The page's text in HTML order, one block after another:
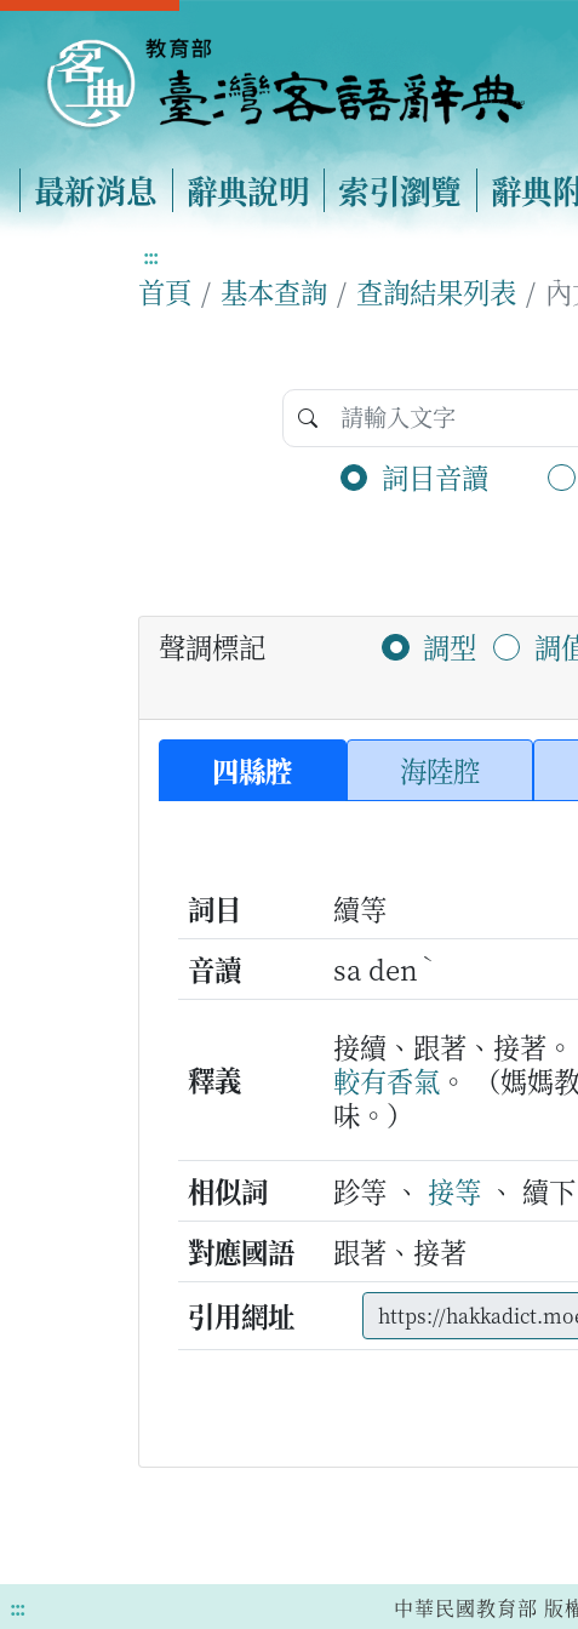
最新消息 辭典說明 索引瀏覽 辭典
:::
首頁 基本查詢 查詢結果列表
詞目音讀
聲調標記 調型 調
四縣腔 海陸腔
詞目
續等
音讀
sa den ˋ
釋義
接續、跟著、接著。
較有香氣 。
（媽媽
味。）
相似詞
跈等 、 接等 、 續下
對應國語
跟著、接著
引用網址
:::
中華民國教育部